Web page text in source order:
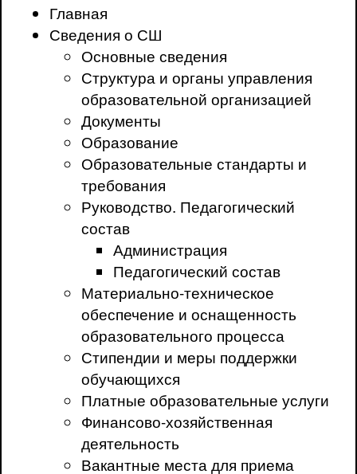
Главная
Сведения о СШ
Основные сведения
Структура и органы управления
образовательной организацией
Документы
Образование
Образовательные стандарты и
требования
Руководство. Педагогический
состав
Администрация
Педагогический состав
Материально-техническое
обеспечение и оснащенность
образовательного процесса
Стипендии и меры поддержки
обучающихся
Платные образовательные услуги
Финансово-хозяйственная
деятельность
Вакантные места для приема